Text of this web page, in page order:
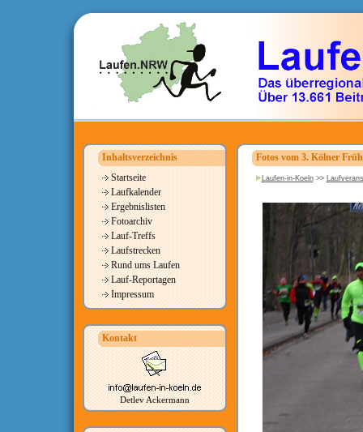
Inhaltsverzeichnis
Startseite
Laufkalender
Ergebnislisten
Fotoarchiv
Lauf-Treffs
Laufstrecken
Rund ums Laufen
Lauf-Reportagen
Impressum
Kontakt
Detlev Ackermann
Fotos vom 3. Kölner
Laufen-in-Koeln>>